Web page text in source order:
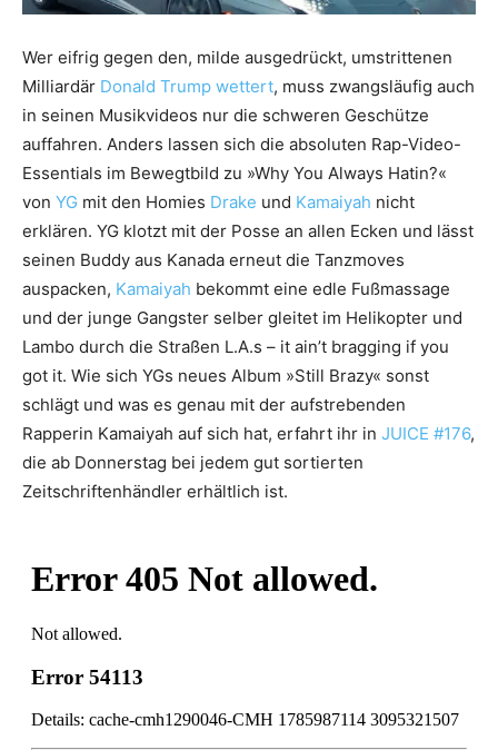
Wer eifrig gegen den, milde ausgedrückt, umstrittenen
Milliardär Donald Trump wettert, muss zwangsläufig auch
in seinen Musikvideos nur die schweren Geschütze
auffahren. Anders lassen sich die absoluten Rap-Video-
Essentials im Bewegtbild zu »Why You Always Hatin?«
von YG mit den Homies Drake und Kamaiyah nicht
erklären. YG klotzt mit der Posse an allen Ecken und lässt
seinen Buddy aus Kanada erneut die Tanzmoves
auspacken, Kamaiyah bekommt eine edle Fußmassage
und der junge Gangster selber gleitet im Helikopter und
Lambo durch die Straßen L.A.s – it ain’t bragging if you
got it. Wie sich YGs neues Album »Still Brazy« sonst
schlägt und was es genau mit der aufstrebenden
Rapperin Kamaiyah auf sich hat, erfahrt ihr in JUICE #176,
die ab Donnerstag bei jedem gut sortierten
Zeitschriftenhändler erhältlich ist.